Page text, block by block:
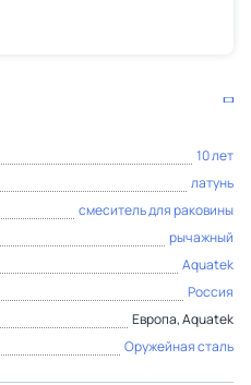
10 лет
латунь
смеситель для раковины
рычажный
Aquatek
Россия
Европа, Aquatek
Оружейная сталь